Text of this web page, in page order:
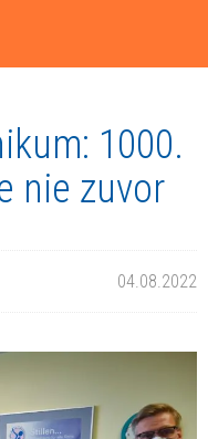
1000.
nie zuvor
04.08.2022